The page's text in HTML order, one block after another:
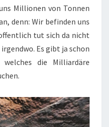
Millionen von Tonnen
denn: Wir befinden uns
tut sich da nicht
Es gibt ja schon
welches die Milliardäre